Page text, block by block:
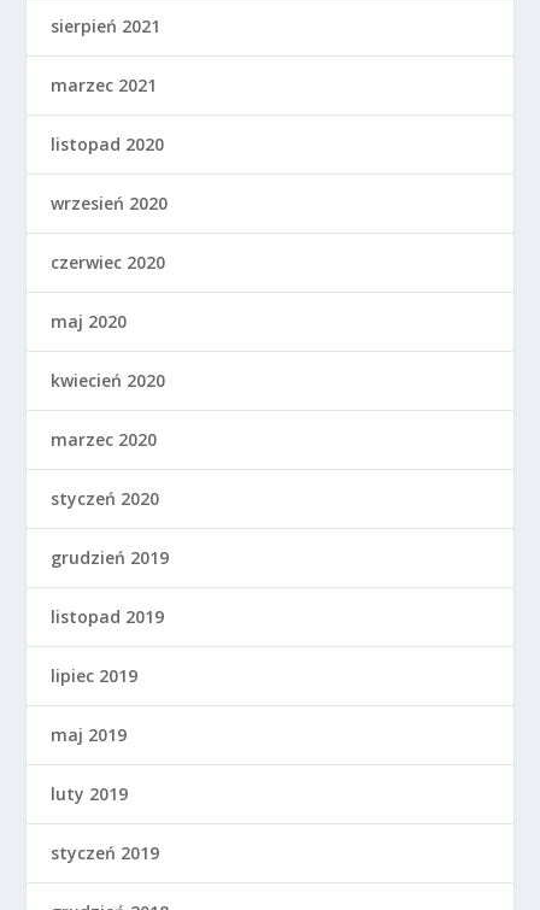
sierpień 2021
marzec 2021
listopad 2020
wrzesień 2020
czerwiec 2020
maj 2020
kwiecień 2020
marzec 2020
styczeń 2020
grudzień 2019
listopad 2019
lipiec 2019
maj 2019
luty 2019
styczeń 2019